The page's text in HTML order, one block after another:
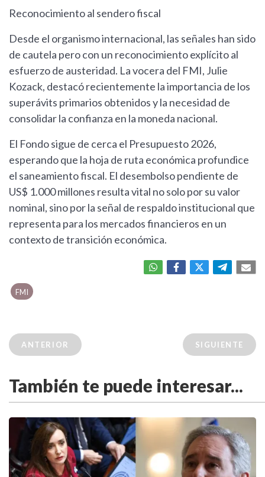
Reconocimiento al sendero fiscal
Desde el organismo internacional, las señales han sido
de cautela pero con un reconocimiento explícito al
esfuerzo de austeridad. La vocera del FMI, Julie
Kozack, destacó recientemente la importancia de los
superávits primarios obtenidos y la necesidad de
consolidar la confianza en la moneda nacional.
El Fondo sigue de cerca el Presupuesto 2026,
esperando que la hoja de ruta económica profundice
el saneamiento fiscal. El desembolso pendiente de
US$ 1.000 millones resulta vital no solo por su valor
nominal, sino por la señal de respaldo institucional que
representa para los mercados financieros en un
contexto de transición económica.
FMI
ANTERIOR SIGUIENTE
También te puede interesar...